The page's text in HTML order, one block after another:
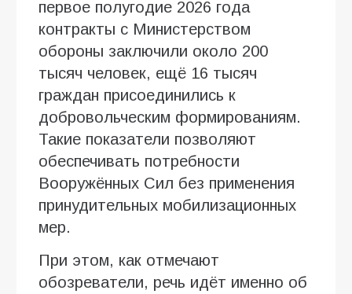
первое полугодие 2026 года
контракты с Министерством
обороны заключили около 200
тысяч человек, ещё 16 тысяч
граждан присоединились к
добровольческим формированиям.
Такие показатели позволяют
обеспечивать потребности
Вооружённых Сил без применения
принудительных мобилизационных
мер.
При этом, как отмечают
обозреватели, речь идёт именно об